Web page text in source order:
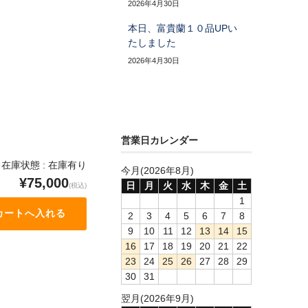
在庫状態 : 在庫有り
¥75,000(税込)
2026年4月30日
本日、富貴蘭１０品UPい
たしました
2026年4月30日
営業日カレンダー
今月(2026年8月)
日
月 火 水 木 金
土
1
2
3 4 5 6 7
8
9
10 11 12 13 14
15
16
17 18 19 20 21
22
23
24 25 26 27 28
29
30
31
翌月(2026年9月)